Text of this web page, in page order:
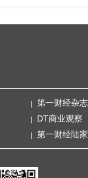
第一财经杂
DT商业观察
第一财经陆